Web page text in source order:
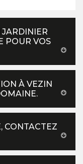
JARDINIER
POUR VOS
À VEZIN
CONTACTEZ